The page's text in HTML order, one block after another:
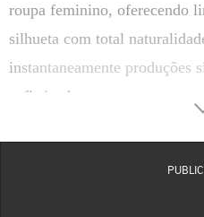
roupa feminino, oferecendo
silhueta com total
instantaneamente produções
sofisticadas.